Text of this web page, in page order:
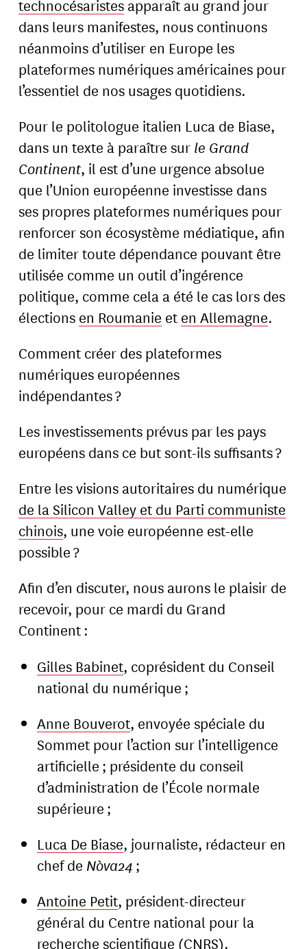
technocésaristes apparaît au grand jour
dans leurs manifestes, nous continuons
néanmoins d’utiliser en Europe les
plateformes numériques américaines pour
l’essentiel de nos usages quotidiens.
Pour le politologue italien Luca de Biase,
dans un texte à paraître sur le Grand
Continent, il est d’une urgence absolue
que l’Union européenne investisse dans
ses propres plateformes numériques pour
renforcer son écosystème médiatique, afin
de limiter toute dépendance pouvant être
utilisée comme un outil d’ingérence
politique, comme cela a été le cas lors des
élections en Roumanie et en Allemagne.
Comment créer des plateformes
numériques européennes
indépendantes ?
Les investissements prévus par les pays
européens dans ce but sont-ils suffisants ?
Entre les visions autoritaires du numérique
de la Silicon Valley et du Parti communiste
chinois, une voie européenne est-elle
possible ?
Afin d’en discuter, nous aurons le plaisir de
recevoir, pour ce mardi du Grand
Continent :
Gilles Babinet, coprésident du Conseil
national du numérique ;
Anne Bouverot, envoyée spéciale du
Sommet pour l’action sur l’intelligence
artificielle ; présidente du conseil
d’administration de l’École normale
supérieure ;
Luca De Biase, journaliste, rédacteur en
chef de Nòva24 ;
Antoine Petit, président-directeur
général du Centre national pour la
recherche scientifique (CNRS).